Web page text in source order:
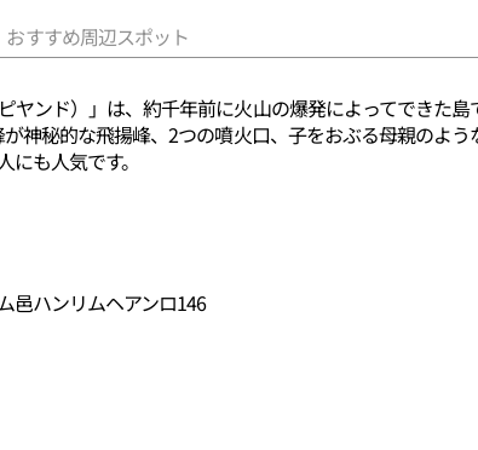
おすすめ周辺スポット
ヤンド）」は、約千年前に火山の爆発によってできた
神秘的な飛揚峰、2つの噴火口、子をおぶる母親のよ
も人気です。
邑ハンリムヘアンロ146